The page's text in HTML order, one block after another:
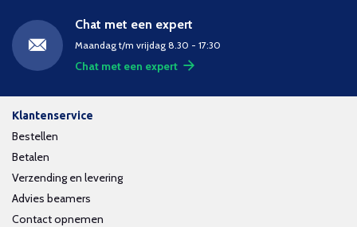
Chat met een expert
Maandag t/m vrijdag 8.30 - 17:30
Chat met een expert
Klantenservice
Bestellen
Betalen
Verzending en levering
Advies beamers
Contact opnemen